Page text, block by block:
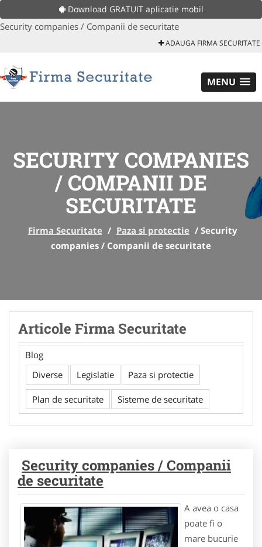
Download GRATUIT aplicatie mobil
Security companies / Companii de securitate
ADAUGA FIRMA SECURITATE
MENU
SECURITY COMPANIES
/ COMPANII DE
SECURITATE
Firma Securitate / Paza si protectie / Security
companies / Companii de securitate
Articole Firma Securitate
Blog
Diverse
Legislatie Paza si protectie
Plan de securitate Sisteme de securitate
Security companies / Companii
de securitate
A avea o casa
poate fi o
mare bucurie